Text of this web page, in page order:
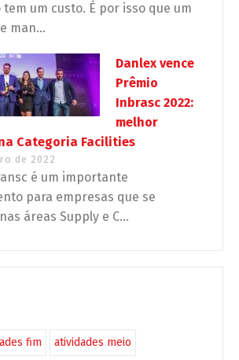
um custo. É por isso que um
man...
Danlex vence
Prêmio
Inbrasc 2022:
melhor
Categoria Facilities
de 2022
é um importante
para empresas que se
áreas Supply e C...
fim atividades meio